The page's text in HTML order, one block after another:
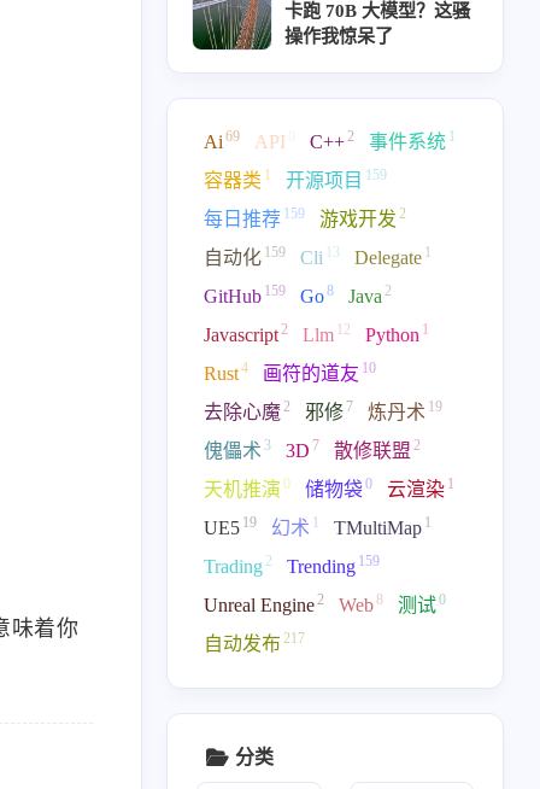
味着你
卡跑 70B 大模型？这骚
操作我惊呆了
Ai 69 API C++ 2 事件系统 1
容器类 1 开源项目 159
每日推荐 159 游戏开发 2
自动化 159 Cli 13 Delegate 1
GitHub 159 Go8 Java 2
Javascript 2 Llm 12 Python 1
Rust4 画符的道友 10
去除心魔 2 邪修 7 炼丹术 19
傀儡术3 3D 7 散修联盟 2
天机推演 0 储物袋0 云渲染 1
UE5 19 幻术 1 TMultiMap 1
Trading 2 Trending 159
Unreal Engine 2 Web8 测试0
自动发布 217
分类